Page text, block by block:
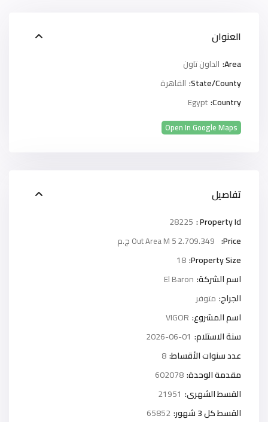
العنوان
Area: الداون تاون
State/County: القاهرة
Country:
Egypt
Open In Google Maps
تفاصيل
Property Id :
28225
Price: 2.709.349 ج.م
Property Size:
18
اسم الشركة: El Baron
الجراج: متوفر
اسم المشروع: VIGOR
سنة الاستلام: 2026-06-01
عدد سنوات الأقساط:8
مقدمة الوحدة:602078
القسط الشهرى: 21951
القسط كل 3 شهور:
65852